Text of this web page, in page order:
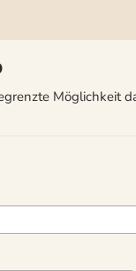
Möglichkeit